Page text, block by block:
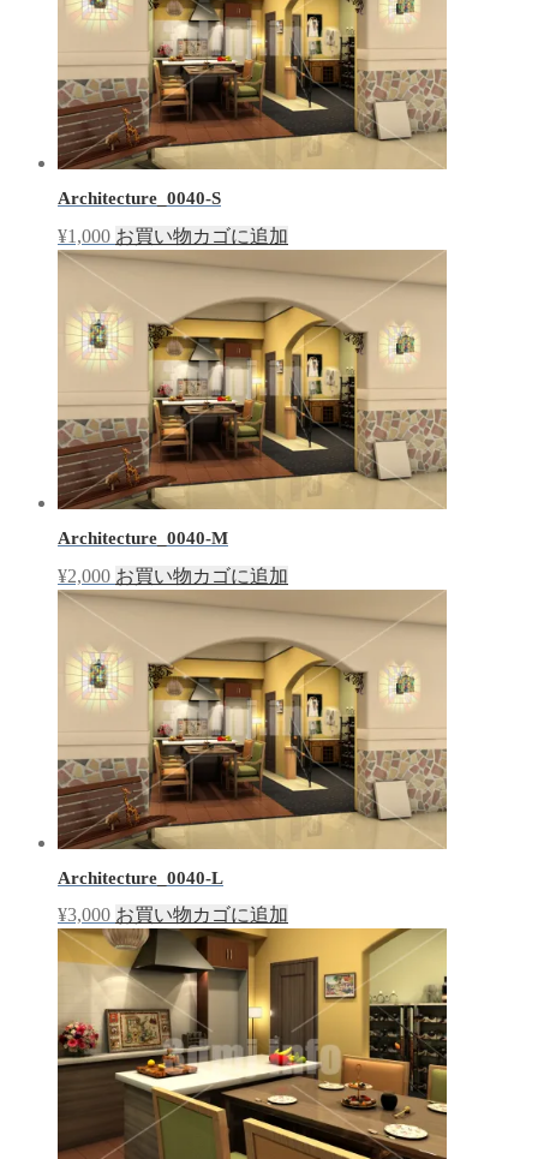
Architecture_0040-S
¥1,000 お買い物カゴに追加
Architecture_0040-M
¥2,000 お買い物カゴに追加
Architecture_0040-L
¥3,000 お買い物カゴに追加